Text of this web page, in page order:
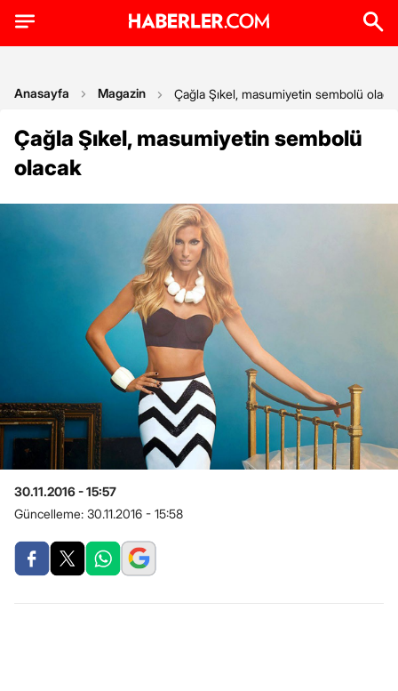
Anasayfa Magazin Çağla Şıkel, masumiyetin sembolü
Çağla Şıkel, masumiyetin sembolü
olacak
30.11.2016 - 15:57
Güncelleme: 30.11.2016 - 15:58